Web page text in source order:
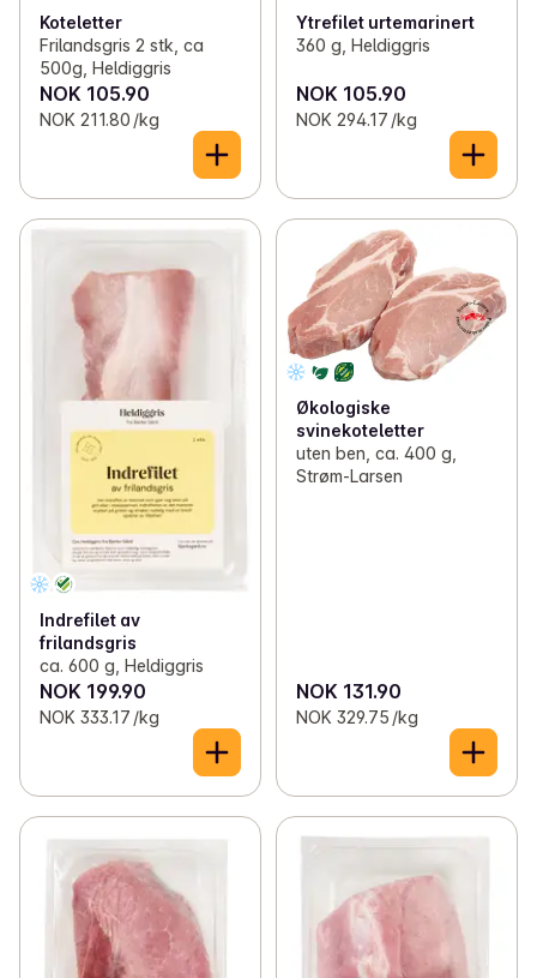
Koteletter
Frilandsgris 2 stk, ca
500g, Heldiggris
NOK 105.90
NOK 211.80 /kg
Ytrefilet urtemarinert
360 g, Heldiggris
NOK 105.90
NOK 294.17 /kg
Indrefilet av
frilandsgris
ca. 600 g, Heldiggris
NOK 199.90
NOK 333.17 /kg
Økologiske
svinekoteletter
uten ben, ca. 400 g,
Strøm-Larsen
NOK 131.90
NOK 329.75 /kg